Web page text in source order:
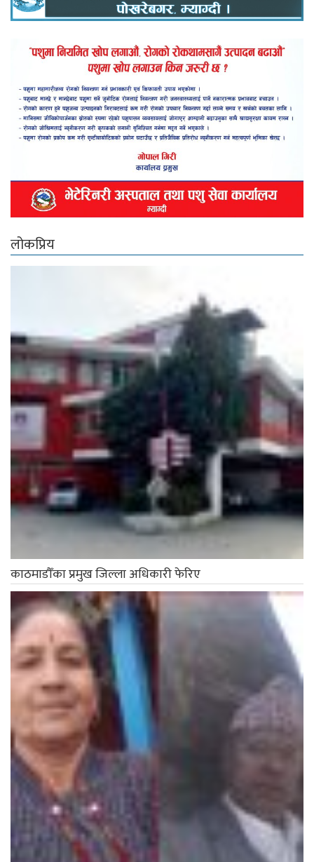
लोकप्रिय
काठमाडौँका प्रमुख जिल्ला अधिकारी फेरिए